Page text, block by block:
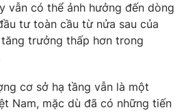
hình Việt Nam
in và báo điện tử số 483/GP-BTTTT
vẫn có thể ảnh hưởng đến dòng
tư toàn cầu từ nửa sau của
trưởng thấp hơn trong
cơ sở hạ tầng vẫn là một
Nam, mặc dù đã có những tiến